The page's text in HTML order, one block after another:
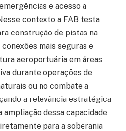
e acesso a
contexto a FAB testa
construção de pistas na
mais seguras e
aeroportuária em áreas
durante operações de
ou no combate a
a relevância estratégica
ampliação dessa capacidade
para a soberania